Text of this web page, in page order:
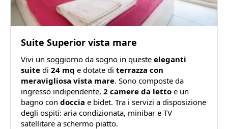
Suite Superior vista mare
Vivi un soggiorno da sogno in queste eleganti
suite di 24 mq e dotate di terrazza con
meravigliosa vista mare. Sono composte da
ingresso indipendente, 2 camere da letto e un
bagno con doccia e bidet. Tra i servizi a disposizione
degli ospiti: aria condizionata, minibar e TV
satellitare a schermo piatto.